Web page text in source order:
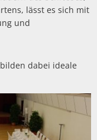
lässt es sich mit
und
dabei ideale